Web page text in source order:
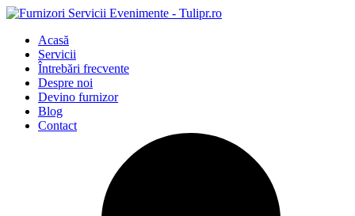
Acasă
Servicii
Întrebări frecvente
Despre noi
Devino furnizor
Blog
Contact